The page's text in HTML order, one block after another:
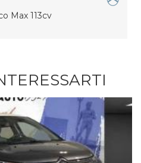
Max 113cv